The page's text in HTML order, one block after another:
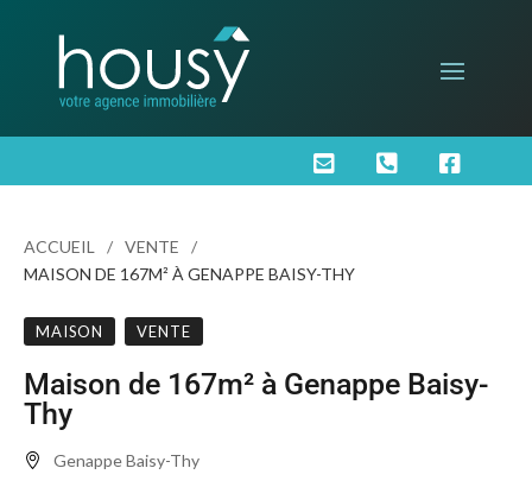
  
ACCUEIL
VENTE
MAISON DE 167M² À GENAPPE BAISY-THY
MAISON VENTE
Maison de 167m² à Genappe Baisy-
Thy
Genappe Baisy-Thy